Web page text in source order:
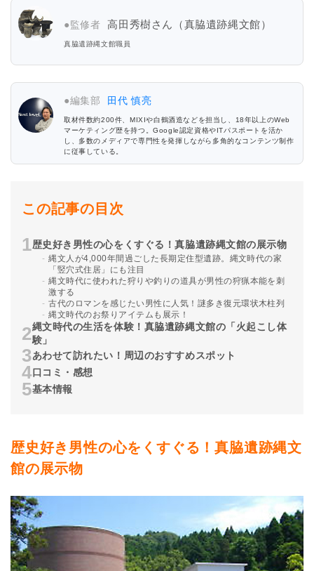
●監修者 高田秀樹さん（真脇遺跡縄文館）
真脇遺跡縄文館職員
●編集部 田代 慎亮
取材件数約200件、MIXIや白鶴酒造などを担当し、18年以上のWeb
マーケティング歴を持つ。Google認定資格やITパスポートを活か
し、多数のメディアで専門性を発揮しながら多角的なコンテンツ制作
に従事している。
この記事の目次
歴史好き男性の心をくすぐる！真脇遺跡縄文館の展示物
縄文人が4,000年間過ごした長期定住型遺跡。縄文時代の家
「竪穴式住居」にも注目
縄文時代に使われた狩りや釣りの道具が男性の狩猟本能を刺
激する
古代のロマンを感じたい男性に人気！謎多き復元環状木柱列
縄文時代のお祭りアイテムも展示！
縄文時代の生活を体験！真脇遺跡縄文館の「火起こし体
験」
あわせて訪れたい！周辺のおすすめスポット
口コミ・感想
基本情報
歴史好き男性の心をくすぐる！真脇遺跡縄文
館の展示物